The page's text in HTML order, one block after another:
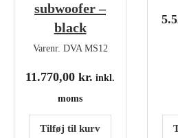
subwoofer –
black
Varenr. DVA MS12
11.770,00 kr. inkl.
moms
Tilføj til kurv